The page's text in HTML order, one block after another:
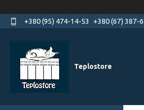
+380 (95) 474-14-53 +380 (67) 387-
Teplostore